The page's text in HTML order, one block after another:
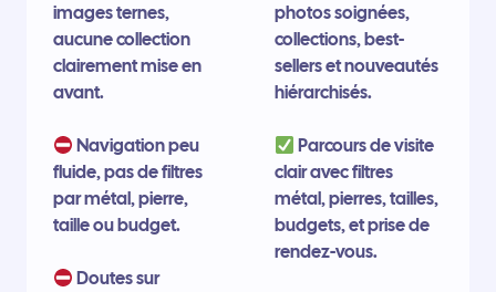
images ternes,
aucune collection
clairement mise en
avant.
Navigation peu
fluide, pas de filtres
par métal, pierre,
taille ou budget.
Doutes sur
photos soignées,
collections, best-
sellers et nouveautés
hiérarchisés.
Parcours de visite
clair avec filtres
métal, pierres, tailles,
budgets, et prise de
rendez-vous.